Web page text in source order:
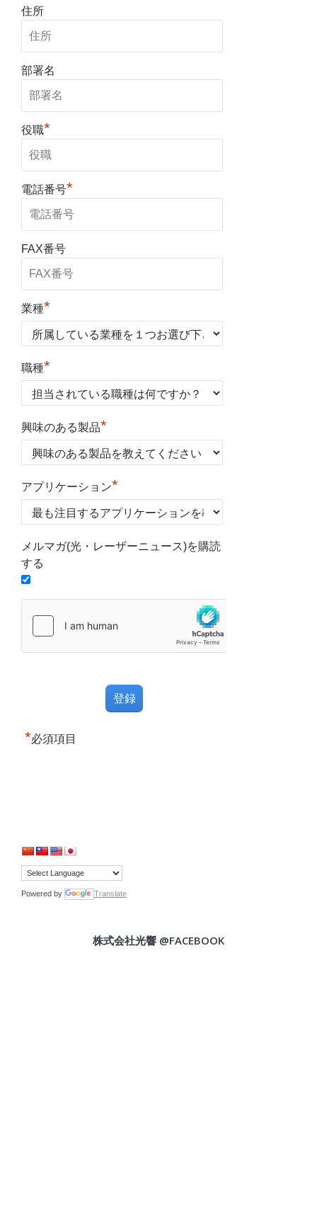
住所
部署名
役職*
電話番号*
FAX番号
業種*
職種*
興味のある製品*
アプリケーション*
メルマガ(光・レーザーニュース)を購読
する
*必須項目
Powered by Translate
株式会社光響 @FACEBOOK